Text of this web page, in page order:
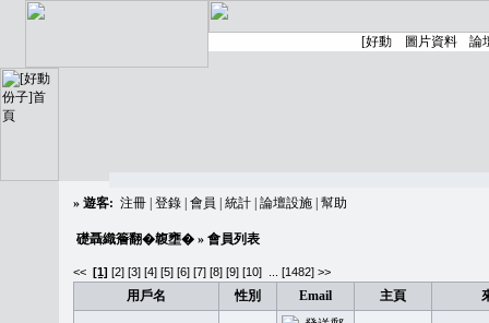
» 遊客: 注冊 登錄 會員 統計 論壇設施 幫助
礎聶織簷翻�䪖壅� » 會員列表
<< [1] [2] [3] [4] [5] [6] [7] [8] [9] [10] [1482] >>
用戶名 性別 Email 主頁